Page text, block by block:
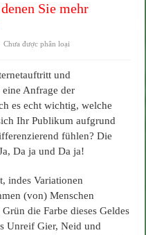
Sie mehr
Chưa được phân loại
und
Anfrage der
es echt wichtig, welche
Ihr Publikum aufgrund
fühlen? Die
Da ja und Da ja!
indes Variationen
(von) Menschen
die Farbe dieses Geldes
Unreif Gier, Neid und